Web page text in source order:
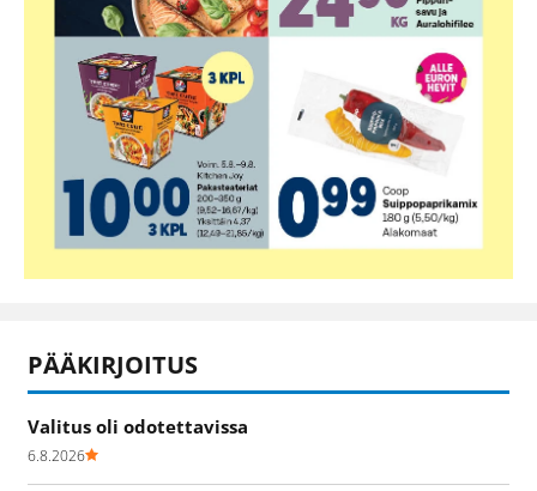
PÄÄKIRJOITUS
Valitus oli odotettavissa
6.8.2026